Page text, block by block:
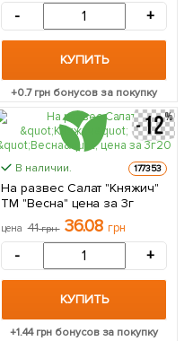
- +
КУПИТЬ
+0.7грн бонусов за покупку
В наличии. 177353
На развес Салат "Княжич"
ТМ "Весна" цена за 3г
цена 41грн 36.08 грн
- +
КУПИТЬ
+1.44грн бонусов за покупку